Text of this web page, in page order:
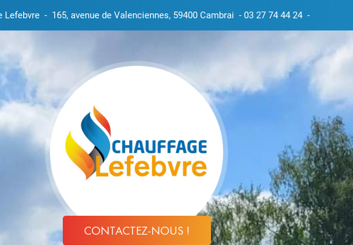
Lefebvre - 165, avenue de Valenciennes, 59400 Cambrai - 03 27 74 44 24 -
CONTACTEZ-NOUS !